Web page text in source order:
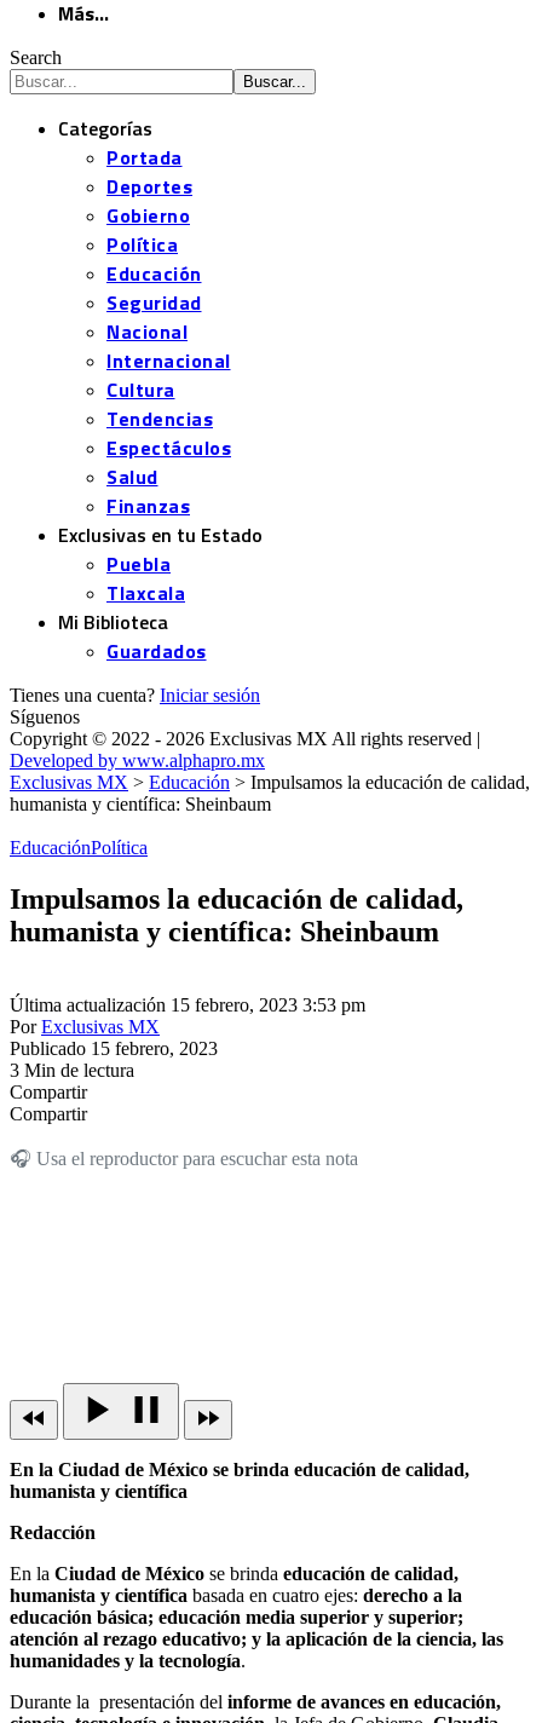
Más…
Search
Categorías
Portada
Deportes
Gobierno
Política
Educación
Seguridad
Nacional
Internacional
Cultura
Tendencias
Espectáculos
Salud
Finanzas
Exclusivas en tu Estado
Puebla
Tlaxcala
Mi Biblioteca
Guardados
Tienes una cuenta? Iniciar sesión
Síguenos
Copyright © 2022 - 2026 Exclusivas MX All rights reserved |
Developed by www.alphapro.mx
Exclusivas MX > Educación > Impulsamos la educación de calidad,
humanista y científica: Sheinbaum
EducaciónPolítica
Impulsamos la educación de calidad,
humanista y científica: Sheinbaum
Última actualización 15 febrero, 2023 3:53 pm
Por Exclusivas MX
Publicado 15 febrero, 2023
3 Min de lectura
Compartir
Compartir
🎧 Usa el reproductor para escuchar esta nota
En la Ciudad de México se brinda educación de calidad,
humanista y científica
Redacción
En la Ciudad de México se brinda educación de calidad,
humanista y científica basada en cuatro ejes: derecho a la
educación básica; educación media superior y superior;
atención al rezago educativo; y la aplicación de la ciencia, las
humanidades y la tecnología.
Durante la presentación del informe de avances en educación,